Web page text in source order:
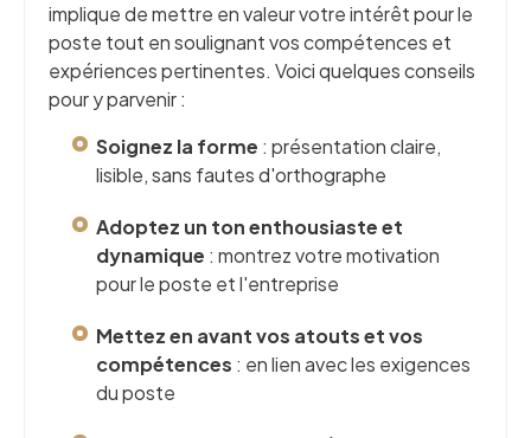
implique de mettre en valeur votre intérêt pour le
poste tout en soulignant vos compétences et
expériences pertinentes. Voici quelques conseils
pour y parvenir :
Soignez la forme : présentation claire,
lisible, sans fautes d'orthographe
Adoptez un ton enthousiaste et
dynamique : montrez votre motivation
pour le poste et l'entreprise
Mettez en avant vos atouts et vos
compétences : en lien avec les exigences
du poste